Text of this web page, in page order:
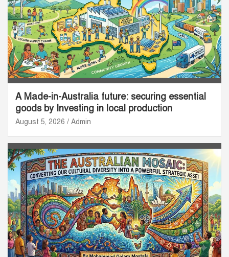
A Made-in-Australia future: securing essential
goods by Investing in local production
August 5, 2026 Admin